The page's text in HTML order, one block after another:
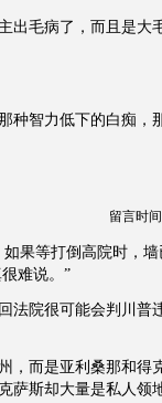
出毛病了，而且是大
种智力低下的白痴，
留言时
果等打倒高院时，
难说。”
法院很可能会判川普
，而是亚利桑那和得
萨斯却大量是私人领